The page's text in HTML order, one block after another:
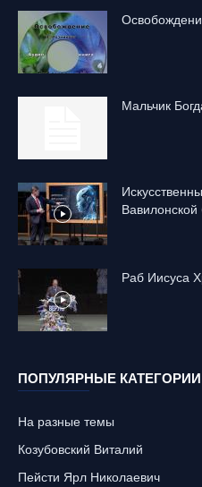
Mальчик
Раб Иисуса
ПОПУЛЯРНЫЕ КАТЕГОРИИ
На разные темы
Козубовский Виталий
Пейсти Ярл Николаевич